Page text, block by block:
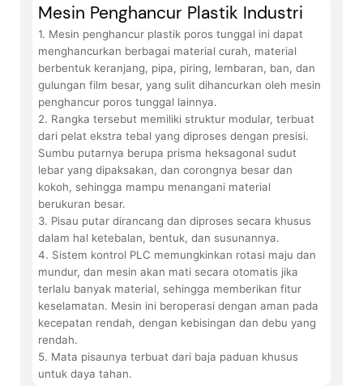
Mesin Penghancur Plastik Industri
1. Mesin penghancur plastik poros tunggal ini dapat
menghancurkan berbagai material curah, material
berbentuk keranjang, pipa, piring, lembaran, ban, dan
gulungan film besar, yang sulit dihancurkan oleh mesin
penghancur poros tunggal lainnya.
2. Rangka tersebut memiliki struktur modular, terbuat
dari pelat ekstra tebal yang diproses dengan presisi.
Sumbu putarnya berupa prisma heksagonal sudut
lebar yang dipaksakan, dan corongnya besar dan
kokoh, sehingga mampu menangani material
berukuran besar.
3. Pisau putar dirancang dan diproses secara khusus
dalam hal ketebalan, bentuk, dan susunannya.
4. Sistem kontrol PLC memungkinkan rotasi maju dan
mundur, dan mesin akan mati secara otomatis jika
terlalu banyak material, sehingga memberikan fitur
keselamatan. Mesin ini beroperasi dengan aman pada
kecepatan rendah, dengan kebisingan dan debu yang
rendah.
5. Mata pisaunya terbuat dari baja paduan khusus
untuk daya tahan.